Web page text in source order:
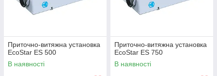
Приточно-витяжна установка
EcoStar ES 500
В наявності
Приточно-витяжна установка
EcoStar ES 750
В наявності